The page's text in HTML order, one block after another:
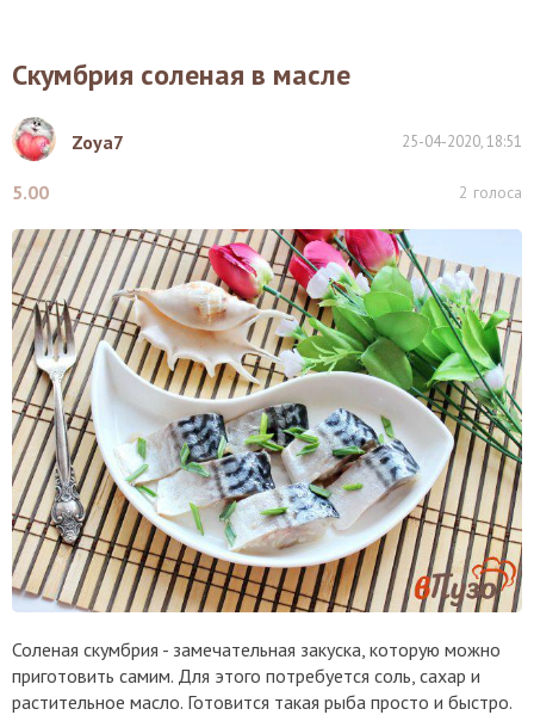
Скумбрия соленая в масле
Zoya7 25-04-2020, 18:51
5.00 2 голоса
Соленая скумбрия - замечательная закуска, которую можно
приготовить самим. Для этого потребуется соль, сахар и
растительное масло. Готовится такая рыба просто и быстро.